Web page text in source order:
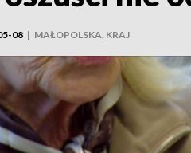
08 | MAŁOPOLSKA, KRAJ